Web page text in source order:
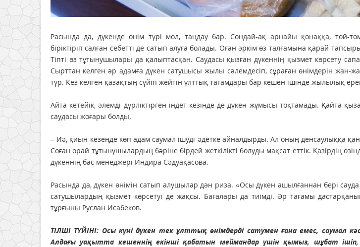
Расында да, дүкенде өнім түрі мол, таңдау бар. Сондай-ақ арнайы қонаққа, той-
біріктіріп салған себетті де сатып алуға болады. Оған әркім өз талғамына қарай
Тіпті өз тұтынушылары да қалыптасқан. Саудасы қызған дүкеннің қызмет көрсету
Сырттан келген әр адамға дүкен сатушысы жылы сәлемдесіп, сұраған өнімдерін жан-
тұр. Кез келген қазақтың сүйіп жейтін ұлттық тағамдары бар кешен ішінде жылылық
Айта кетейік, әлемді дүрліктірген індет кезінде де дүкен жұмысы тоқтамады. Қайта
саудасы жоғары болды.
– Иә, қиын кезеңде көп адам саумал ішуді әдетке айналдырды. Ал оның денсаулыққа
Соған орай тұтынушылардың бәріне бірдей жеткілікті болуды мақсат еттік. Қазірдің
дүкеннің бас менеджері Индира Сәдуақасова.
Расында да, дүкен өнімін сатып алушылар дән риза. «Осы дүкен ашылғаннан бері
сатушылардың қызмет көрсетуі де жақсы. Бағалары да тиімді. Әр тағамы
тұрғыны Руслан Исабеков.
ТІЛШІ ТҮЙІНІ: Осы күні дүкен тек ұлттық өнімдерді сатумен ғана емес, саумал
Алдағы уақытта кешеннің екінші қабатын меймандар үшін қымыз, шұбат